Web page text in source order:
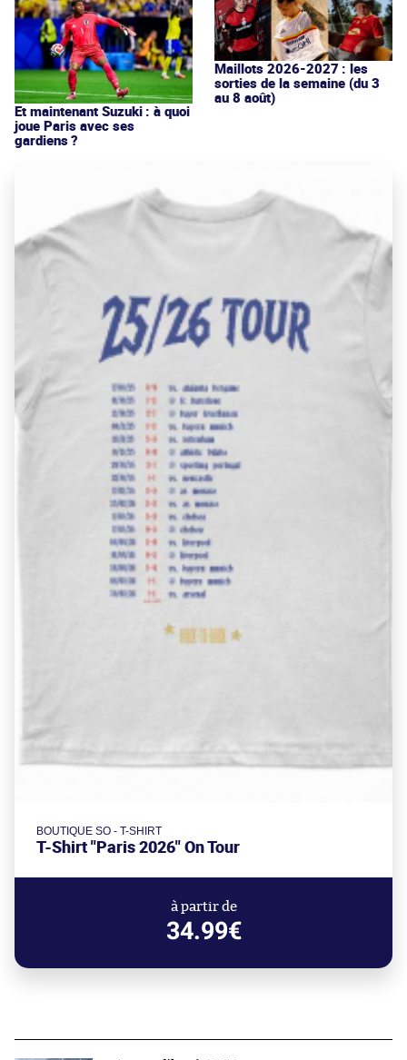
Et maintenant Suzuki : à quoi
joue Paris avec ses
gardiens ?
Maillots 2026-2027 : les
sorties de la semaine (du 3
au 8 août)
BOUTIQUE SO - T-SHIRT
T-Shirt "Paris 2026" On Tour
à partir de
34.99€